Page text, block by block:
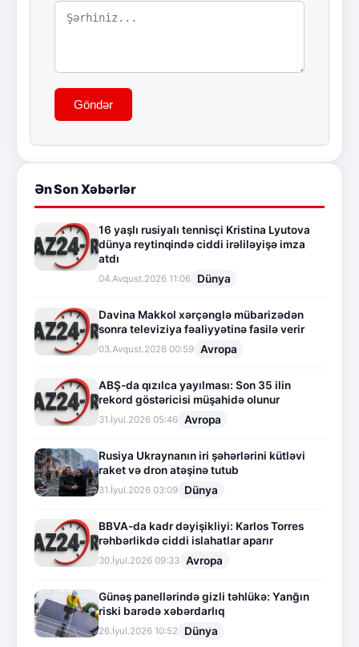
Göndər
Ən Son Xəbərlər
16 yaşlı rusiyalı tennisçi Kristina Lyutova
dünya reytinqində ciddi irəliləyişə imza
atdı
04.Avqust.2026 11:06 Dünya
Davina Makkol xərçənglə mübarizədən
sonra televiziya fəaliyyətinə fasilə verir
03.Avqust.2026 00:59 Avropa
ABŞ-da qızılca yayılması: Son 35 ilin
rekord göstəricisi müşahidə olunur
31.İyul.2026 05:46 Avropa
Rusiya Ukraynanın iri şəhərlərini kütləvi
raket və dron atəşinə tutub
31.İyul.2026 03:09 Dünya
BBVA-da kadr dəyişikliyi: Karlos Torres
rəhbərlikdə ciddi islahatlar aparır
30.İyul.2026 09:33 Avropa
Günəş panellərində gizli təhlükə: Yanğın
riski barədə xəbərdarlıq
26.İyul.2026 10:52 Dünya